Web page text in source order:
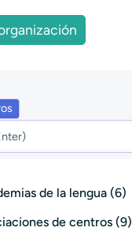
de la lengua (6)
de centros (9)